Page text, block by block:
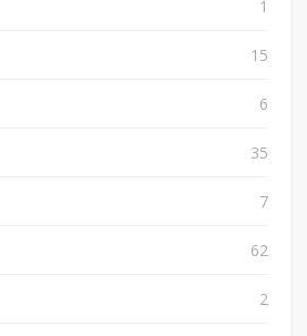
1
15
6
35
7
62
2